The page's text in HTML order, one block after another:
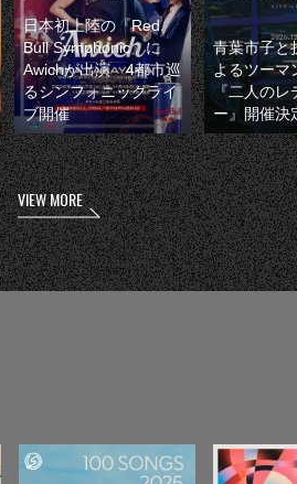
日本初上陸の『Red
Bull Symphonic』に
Awichが出演 4都市巡
るシンフォニックライ
ブ開催
青葉市子と
よるツーマ
『二人のレ
ー』開催決
VIEW MORE